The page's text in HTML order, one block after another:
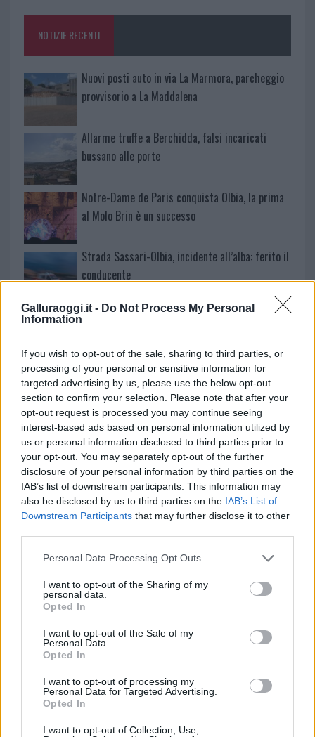
Galluraoggi.it - Do Not Process My Personal
Information
If you wish to opt-out of the sale, sharing to third parties, or
processing of your personal or sensitive information for
targeted advertising by us, please use the below opt-out
section to confirm your selection. Please note that after your
opt-out request is processed you may continue seeing
interest-based ads based on personal information utilized by
us or personal information disclosed to third parties prior to
your opt-out. You may separately opt-out of the further
disclosure of your personal information by third parties on the
IAB’s list of downstream participants. This information may
also be disclosed by us to third parties on the IAB’s List of
Downstream Participants that may further disclose it to other
Please note that this website/app uses one or more Google
not limited to your visit or usage behaviour. You may click to
grant or deny consent to Google and its third-party tags to
use your data for below specified purposes in below Google
consent section.
Personal Data Processing Opt Outs
I want to opt-out of the Sharing of my
personal data.
Opted In
I want to opt-out of the Sale of my
Personal Data.
Opted In
I want to opt-out of processing my
Personal Data for Targeted Advertising.
Opted In
I want to opt-out of Collection, Use,
o
k
p
NOTIZIE RECENTI
Nuovi posti auto in via La Marmora, parcheggio
provvisorio a La Maddalena
Allarme truffe a Berchidda, falsi incaricati
bussano alle porte
Notre-Dame de Paris conquista Olbia, la prima
al Molo Brin è un successo
Strada Sassari-Olbia, incidente all’alba: ferito il
conducente
Eventi in Gallura, da Jovanotti alla zuppa
Lettini e arredi abusivi sulla spiaggia libera,
sequestri a Olbia e Arzachena
È morto Francesco Guccini, il maestro che si
tenne lontano dalla Costa Smeralda
NECROLOGIE
Mario Malu